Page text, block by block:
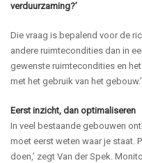
verduurzaming?’
Die vraag is bepalend voor de
andere ruimtecondities dan in
gewenste ruimtecondities en
met het gebruik van het gebouw.’
Eerst inzicht, dan optimaliseren
In veel bestaande gebouwen
moet eerst weten waar je staat.
doen,’ zegt Van der Spek.